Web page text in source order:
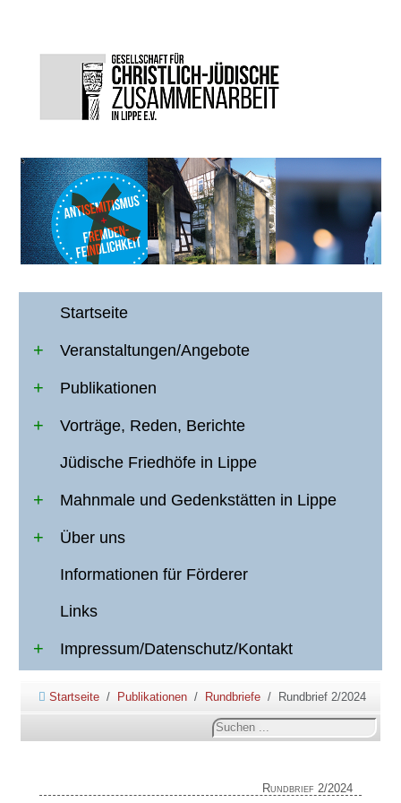
Startseite
Veranstaltungen/Angebote
Publikationen
Vorträge, Reden, Berichte
Jüdische Friedhöfe in Lippe
Mahnmale und Gedenkstätten in Lippe
Über uns
Informationen für Förderer
Links
Impressum/Datenschutz/Kontakt
Startseite Publikationen Rundbriefe Rundbrief 2/2024
Suchen
...
Rundbrief 2/2024